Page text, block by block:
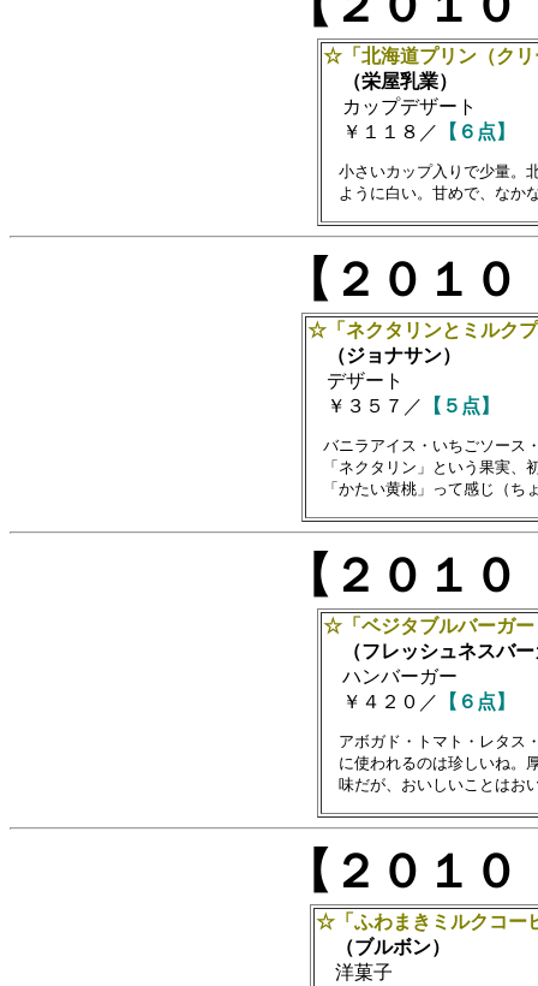
☆「北海道プリン（クリ
（栄屋乳業）
カップデザート
￥１１８／
【６点】
小さいカップ入りで少量。
【２０１
☆「ネクタリンとミルク
（ジョナサン）
デザート
￥３５７／
【５点】
バニラアイス・いちごソー
「ネクタリン」という果実、
【２０１
☆「ベジタブルバーガー
（フレッシュネスバー
ハンバーガー
￥４２０／
【６点】
アボガド・トマト・レタス
に使われるのは珍しいね。
【２０１
☆「ふわまきミルクコー
（ブルボン）
洋菓子